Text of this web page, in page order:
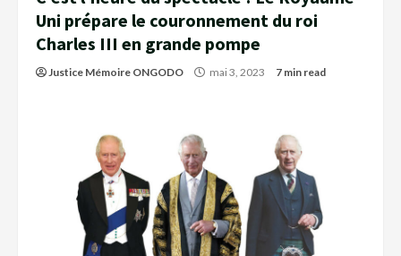
Uni prépare le couronnement du roi
Charles III en grande pompe
Justice Mémoire ONGODO mai 3, 2023 7 min read